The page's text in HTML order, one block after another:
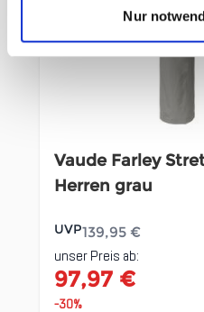
Nur
Vaude Farley
Herren grau
UVP139,95 €
unser Preis ab:
97,97 €
-30%